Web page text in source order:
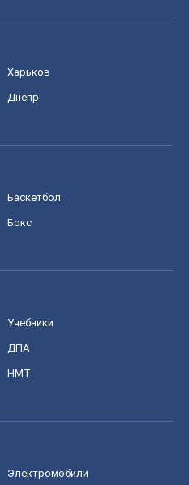
Харьков
Днепр
Баскетбол
Бокс
Учебники
ДПА
НМТ
Электромобили